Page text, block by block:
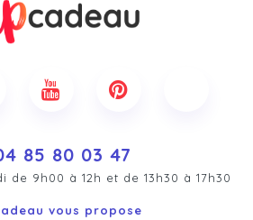
85 80 03 47
de 9h00 à 12h et de 13h30 à 17h30
vous propose